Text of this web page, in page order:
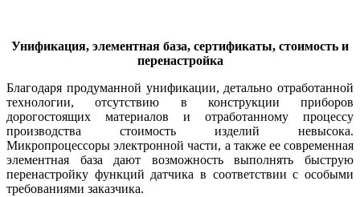
Унификация, элементная база, сертификаты, стоимость и
перенастройка
Благодаря продуманной унификации, детально отработанной
технологии, отсутствию в конструкции приборов
дорогостоящих материалов и отработанному процессу
производства стоимость изделий невысока.
Микропроцессоры электронной части, а также ее современная
элементная база дают возможность выполнять быструю
перенастройку функций датчика в соответствии с особыми
требованиями заказчика.